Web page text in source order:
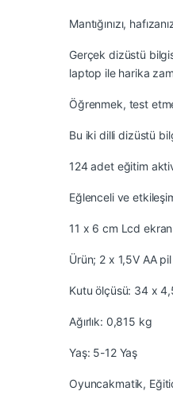
Mantığınızı,
Gerçek dizüstü
laptop ile harika
Öğrenmek, test
Bu iki dilli dizüstü
124 adet eğitim
Eğlenceli ve
11 x 6 cm Lcd
Ürün; 2 x 1,5V AA
Kutu ölçüsü: 34 x
Ağırlık: 0,815 kg
Yaş: 5-12 Yaş
Oyuncakmatik,